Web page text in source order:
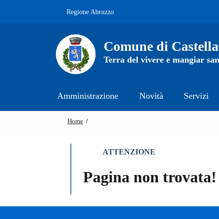
Regione Abruzzo
Comune di
Terra del vivere e mangiar
Amministrazione Novità Servizi
Home /
ATTENZIONE
ATTENZIONE
Pagina non trovata!